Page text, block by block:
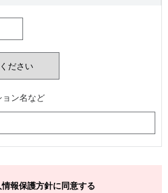
ョン名など
報保護方針に同意する